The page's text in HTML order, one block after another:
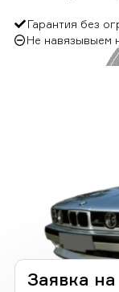
Гарантия без
Не навязывыем
Заявка